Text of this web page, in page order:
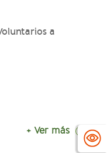
a
+ Ver más